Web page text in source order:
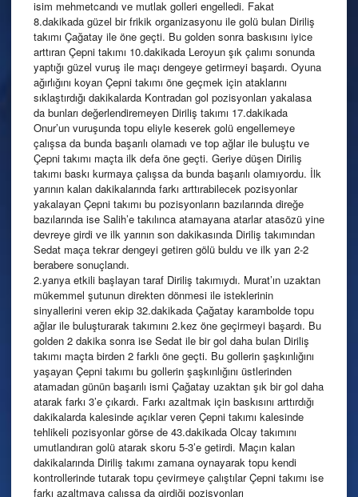
isim mehmetcandı ve mutlak golleri engelledi. Fakat
8.dakikada güzel bir frikik organizasyonu ile golü bulan Diriliş
takımı Çağatay ile öne geçti. Bu golden sonra baskısını iyice
arttıran Çepni takımı 10.dakikada Leroyun şık çalımı sonunda
yaptığı güzel vuruş ile maçı dengeye getirmeyi başardı. Oyuna
ağırlığını koyan Çepni takımı öne geçmek için ataklarını
sıklaştırdığı dakikalarda Kontradan gol pozisyonları yakalasa
da bunları değerlendiremeyen Diriliş takımı 17.dakikada
Onur’un vuruşunda topu eliyle keserek golü engellemeye
çalışsa da bunda başarılı olamadı ve top ağlar ile buluştu ve
Çepni takımı maçta ilk defa öne geçti. Geriye düşen Diriliş
takımı baskı kurmaya çalışsa da bunda başarılı olamıyordu. İlk
yarının kalan dakikalarında farkı arttırabilecek pozisyonlar
yakalayan Çepni takımı bu pozisyonların bazılarında direğe
bazılarında ise Salih’e takılınca atamayana atarlar atasözü yine
devreye girdi ve ilk yarının son dakikasında Diriliş takımından
Sedat maça tekrar dengeyi getiren gölü buldu ve ilk yarı 2-2
berabere sonuçlandı.
2.yarıya etkili başlayan taraf Diriliş takımıydı. Murat’ın uzaktan
mükemmel şutunun direkten dönmesi ile isteklerinin
sinyallerini veren ekip 32.dakikada Çağatay karambolde topu
ağlar ile buluşturarak takımını 2.kez öne geçirmeyi başardı. Bu
golden 2 dakika sonra ise Sedat ile bir gol daha bulan Diriliş
takımı maçta birden 2 farklı öne geçti. Bu gollerin şaşkınlığını
yaşayan Çepni takımı bu gollerin şaşkınlığını üstlerinden
atamadan günün başarılı ismi Çağatay uzaktan şık bir gol daha
atarak farkı 3’e çıkardı. Farkı azaltmak için baskısını arttırdığı
dakikalarda kalesinde açıklar veren Çepni takımı kalesinde
tehlikeli pozisyonlar görse de 43.dakikada Olcay takımını
umutlandıran golü atarak skoru 5-3’e getirdi. Maçın kalan
dakikalarında Diriliş takımı zamana oynayarak topu kendi
kontrollerinde tutarak topu çevirmeye çalıştılar Çepni takımı ise
farkı azaltmaya çalışsa da girdiği pozisyonları